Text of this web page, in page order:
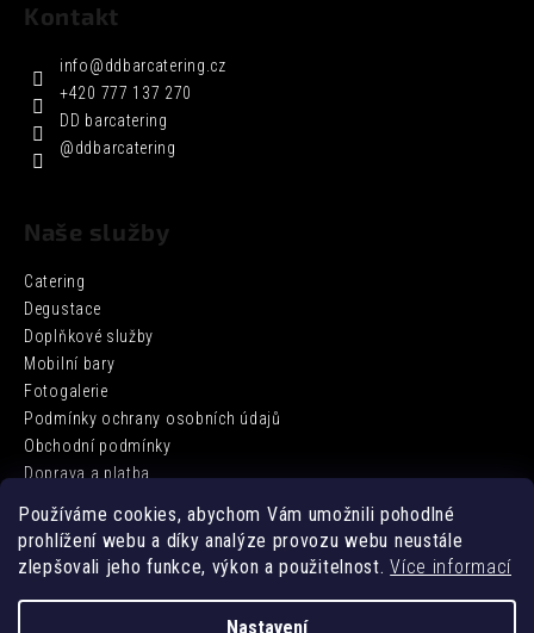
Používáme cookies, abychom Vám umožnili pohodlné
prohlížení webu a díky analýze provozu webu neustále
zlepšovali jeho funkce, výkon a použitelnost.Více informací
Nastavení
Kontakt
info@ddbarcatering.cz
+420 777 137 270
DD barcatering
@ddbarcatering
Naše služby
Catering
Degustace
Doplňkové služby
Mobilní bary
Fotogalerie
Podmínky ochrany osobních údajů
Obchodní podmínky
Doprava a platba
Facebook